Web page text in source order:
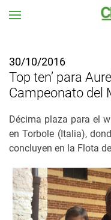
30/10/2016
Top ten’ para
Campeonato del
Décima plaza para el
en Torbole (Italia),
concluyen en la Flota